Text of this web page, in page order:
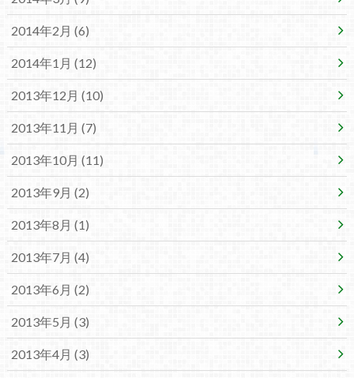
2014年2月 (6)
2014年1月 (12)
2013年12月 (10)
2013年11月 (7)
2013年10月 (11)
2013年9月 (2)
2013年8月 (1)
2013年7月 (4)
2013年6月 (2)
2013年5月 (3)
2013年4月 (3)